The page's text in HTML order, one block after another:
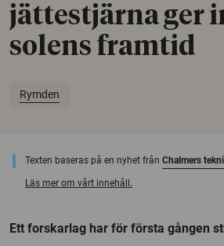
jättestjärna ger
solens framtid
Rymden
Texten baseras på en nyhet från Chalmers
Läs mer om vårt innehåll.
Ett forskarlag har för första gången